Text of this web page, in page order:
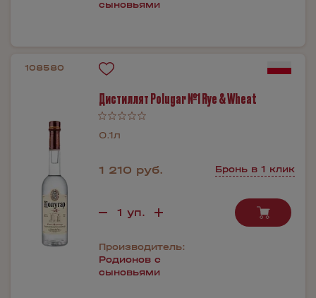
сыновьями
108580
Дистиллят Polugar №1 Rye & Wheat
0.1л
1 210 руб. Бронь в 1 клик
Производитель:
Родионов с
сыновьями